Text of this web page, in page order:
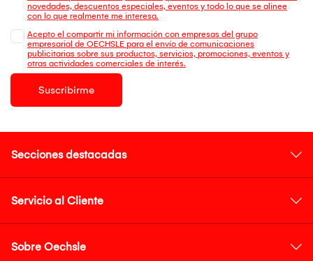
novedades, descuentos especiales, eventos y todo lo que se alinee
con lo que realmente me interesa.
Acepto el compartir mi información con empresas del grupo
empresarial de OECHSLE para el envío de comunicaciones
publicitarias sobre sus productos, servicios, promociones, eventos y
otras actividades comerciales de interés.
Suscribirme
Secciones destacadas
Servicio al Cliente
Sobre Oechsle